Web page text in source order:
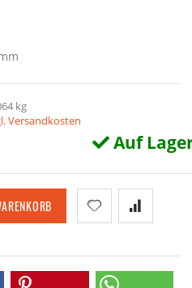
kg
Versandkosten
Auf